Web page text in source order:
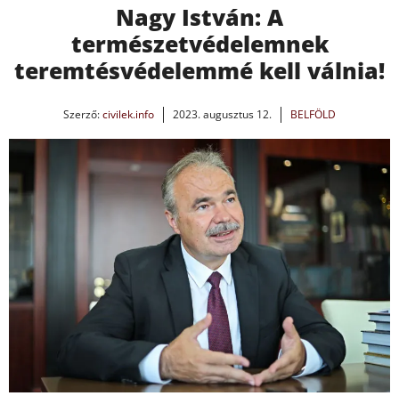
Nagy István: A
természetvédelemnek
teremtésvédelemmé kell válnia!
Szerző:civilek.info 2023. augusztus 12. BELFÖLD